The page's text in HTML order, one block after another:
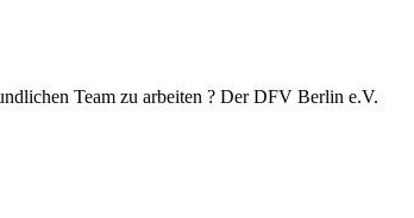
Team zu arbeiten ? Der DFV Berlin e.V.